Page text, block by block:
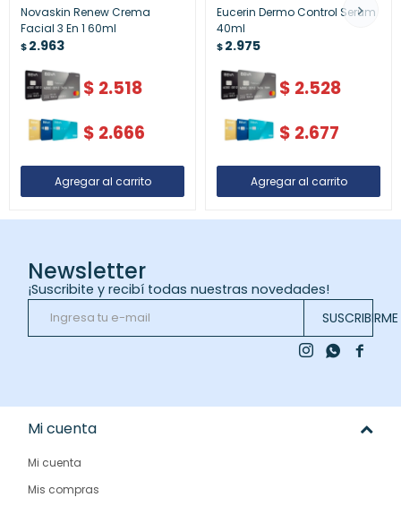
Novaskin Renew Crema
Facial 3 En 1 60ml
$2.963
$ 2.518
$ 2.666
Eucerin Dermo Control Serum
40ml
$2.975
$ 2.528
$ 2.677
Newsletter
¡Suscribite y recibí todas nuestras novedades!
SUSCRIBIRME

 
Mi cuenta
Mi cuenta
Mis compras